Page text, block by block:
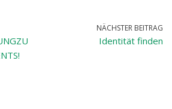
NÄCHSTER BEITRAG
Identität finden